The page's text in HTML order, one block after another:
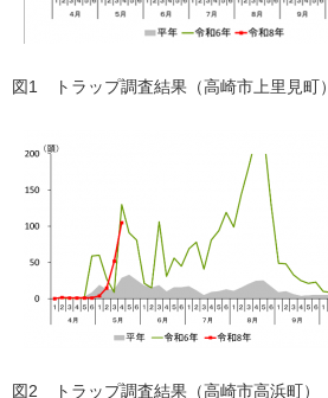
図1 トラップ調査結果（高崎市上里見町）
図2 トラップ調査結果（高崎市高浜町）